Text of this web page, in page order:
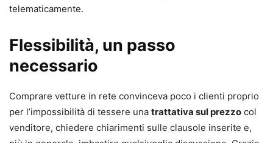
telematicamente.
Flessibilità, un passo
necessario
Comprare vetture in rete convinceva poco i clienti proprio
per l’impossibilità di tessere una trattativa sul prezzo col
venditore, chiedere chiarimenti sulle clausole inserite e,